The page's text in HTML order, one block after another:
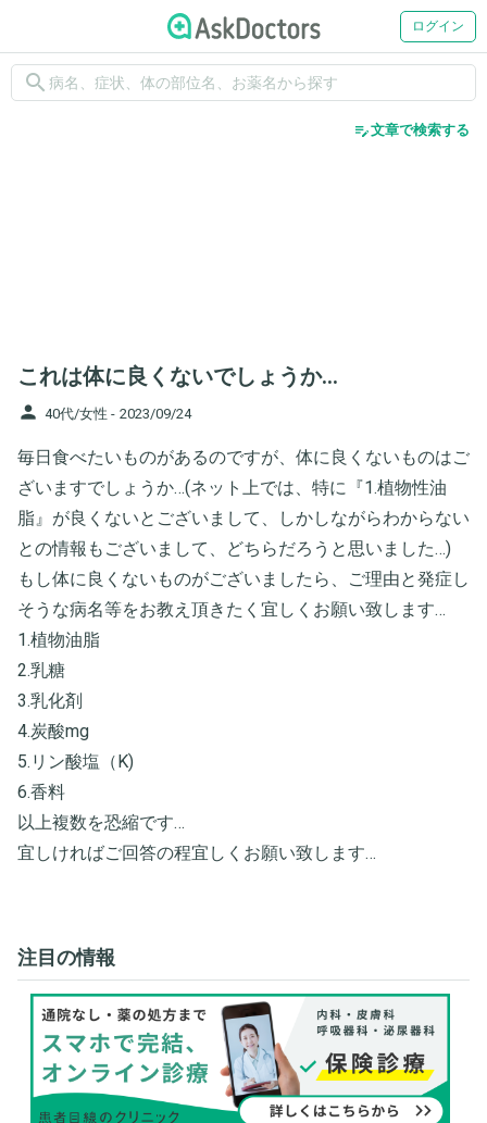
ログイン
search
edit_note文章で検索する
これは体に良くないでしょうか…
person 40代/女性 - 2023/09/24
毎日食べたいものがあるのですが、体に良くないものはご
ざいますでしょうか…(ネット上では、特に『1.植物性油
脂』が良くないとございまして、しかしながらわからない
との情報もございまして、どちらだろうと思いました…)
もし体に良くないものがございましたら、ご理由と発症し
そうな病名等をお教え頂きたく宜しくお願い致します…
1.植物油脂
2.乳糖
3.乳化剤
4.炭酸mg
5.リン酸塩（K)
6.香料
以上複数を恐縮です…
宜しければご回答の程宜しくお願い致します…
注目の情報